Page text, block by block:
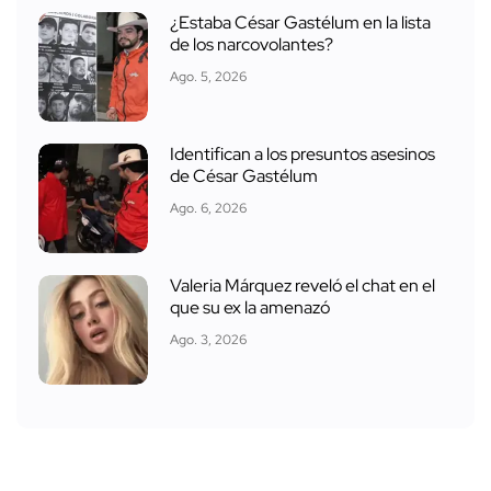
¿Estaba César Gastélum en la lista
de los narcovolantes?
Ago. 5, 2026
Identifican a los presuntos asesinos
de César Gastélum
Ago. 6, 2026
Valeria Márquez reveló el chat en el
que su ex la amenazó
Ago. 3, 2026